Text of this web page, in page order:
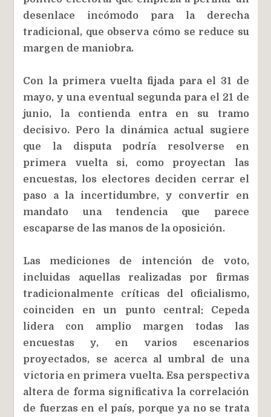
desenlace incómodo para la derecha
tradicional, que observa cómo se reduce su
margen de maniobra.
Con la primera vuelta fijada para el 31 de
mayo, y una eventual segunda para el 21 de
junio, la contienda entra en su tramo
decisivo. Pero la dinámica actual sugiere
que la disputa podría resolverse en
primera vuelta si, como proyectan las
encuestas, los electores deciden cerrar el
paso a la incertidumbre, y convertir en
mandato una tendencia que parece
escaparse de las manos de la oposición.
Las mediciones de intención de voto,
incluidas aquellas realizadas por firmas
tradicionalmente críticas del oficialismo,
coinciden en un punto central: Cepeda
lidera con amplio margen todas las
encuestas y, en varios escenarios
proyectados, se acerca al umbral de una
victoria en primera vuelta. Esa perspectiva
altera de forma significativa la correlación
de fuerzas en el país, porque ya no se trata